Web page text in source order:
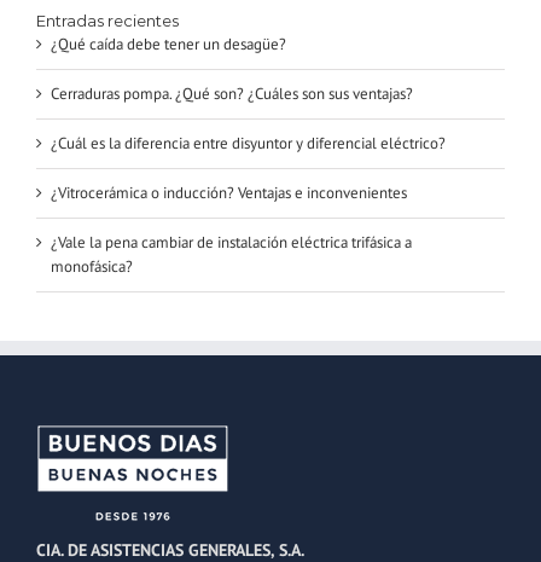
Entradas recientes
¿Qué caída debe tener un desagüe?
Cerraduras pompa. ¿Qué son? ¿Cuáles son sus ventajas?
¿Cuál es la diferencia entre disyuntor y diferencial eléctrico?
¿Vitrocerámica o inducción? Ventajas e inconvenientes
¿Vale la pena cambiar de instalación eléctrica trifásica a
monofásica?
CIA. DE ASISTENCIAS GENERALES, S.A.